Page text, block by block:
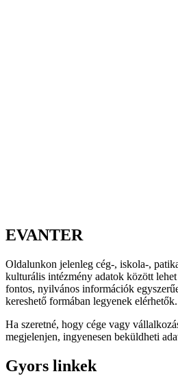
EVANTER
Oldalunkon jelenleg cég-, iskola-,
kulturális intézmény adatok között
fontos, nyilvános információk
kereshető formában legyenek elérhetők.
Ha szeretné, hogy cége vagy
megjelenjen, ingyenesen beküldheti
Gyors linkek